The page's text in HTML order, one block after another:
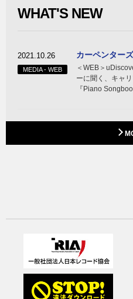
WHAT'S NEW
2021.10.26
MEDIA - WEB
カーペンターズ
＜WEB＞
ーに聞く、キャ
『Piano